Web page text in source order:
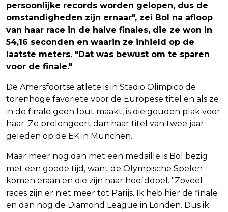
persoonlijke records worden gelopen, dus de
omstandigheden zijn ernaar", zei Bol na afloop
van haar race in de halve finales, die ze won in
54,16 seconden en waarin ze inhield op de
laatste meters. "Dat was bewust om te sparen
voor de finale."
De Amersfoortse atlete is in Stadio Olimpico de
torenhoge favoriete voor de Europese titel en als ze
in de finale geen fout maakt, is die gouden plak voor
haar. Ze prolongeert dan haar titel van twee jaar
geleden op de EK in München.
Maar meer nog dan met een medaille is Bol bezig
met een goede tijd, want de Olympische Spelen
komen eraan en die zijn haar hoofddoel. "Zoveel
races zijn er niet meer tot Parijs. Ik heb hier de finale
en dan nog de Diamond League in Londen. Dus ik